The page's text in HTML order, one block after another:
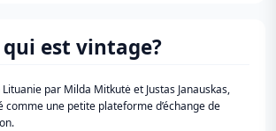
qui est vintage?
par Milda Mitkutė et Justas Janauskas,
comme une petite plateforme d’échange de